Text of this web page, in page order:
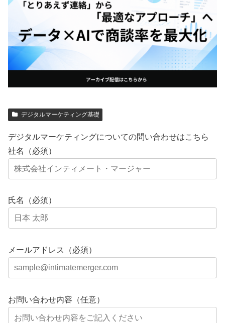
デジタルマーケティング基礎
デジタルマーケティングについての問い合わせはこちら
社名（必須）
氏名（必須）
メールアドレス（必須）
お問い合わせ内容（任意）